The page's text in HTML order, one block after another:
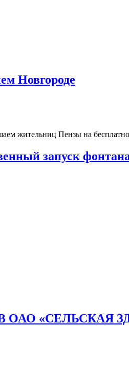
Новгороде
жительниц Пензы на
запуск
«СЕЛЬСКАЯ